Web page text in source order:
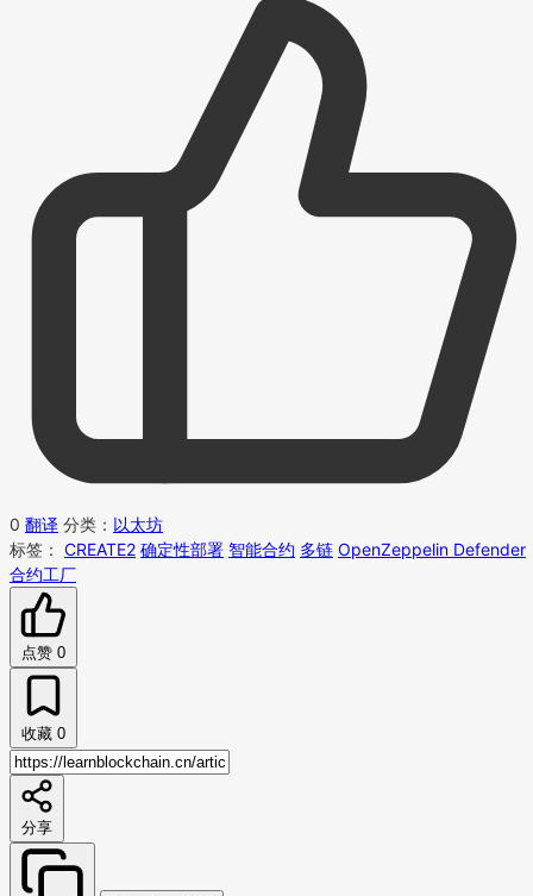
0 翻译 分类： 以太坊
标签： CREATE2 确定性部署 智能合约 多链 OpenZeppelin Defender
合约工厂
点赞 0
收藏 0
分享